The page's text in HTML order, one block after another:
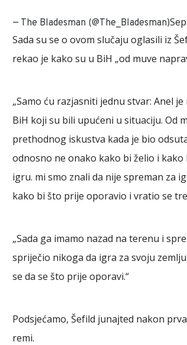
— The Bladesman (@The_Bladesman)
Sada su se o ovom slučaju oglasili iz
rekao je kako su u BiH „od muve
„Samo ću razjasniti jednu stvar: Anel
BiH koji su bili upućeni u situaciju. Od
prethodnog iskustva kada je bio
odnosno ne onako kako bi želio i kako
igru. mi smo znali da nije spreman za
kako bi što prije oporavio i vratio se
„Sada ga imamo nazad na terenu i
spriječio nikoga da igra za svoju
se da se što prije oporavi.“
Podsjećamo, Šefild junajted nakon
remi.